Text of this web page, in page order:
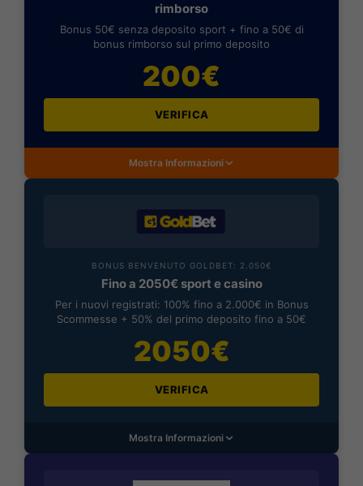
rimborso
Bonus 50€ senza deposito sport + fino a 50€ di
bonus rimborso sul primo deposito
200€
VERIFICA
Mostra Informazioni
BONUS BENVENUTO GOLDBET: 2.050€
Fino a 2050€ sport e casino
Per i nuovi registrati: 100% fino a 2.000€ in Bonus
Scommesse + 50% del primo deposito fino a 50€
2050€
VERIFICA
Mostra Informazioni